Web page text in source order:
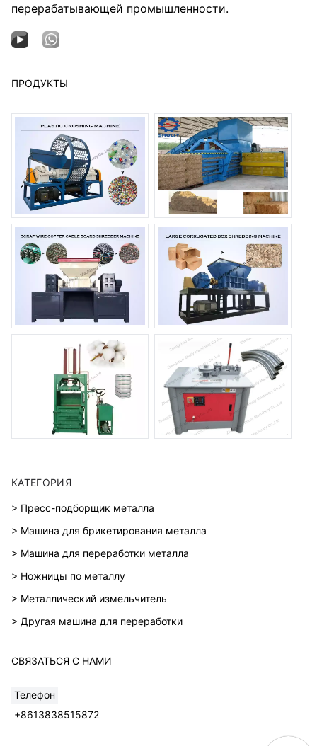
перерабатывающей промышленности.
ПРОДУКТЫ
КАТЕГОРИЯ
> Пресс-подборщик металла
> Машина для брикетирования металла
> Машина для переработки металла
> Ножницы по металлу
> Металлический измельчитель
> Другая машина для переработки
СВЯЗАТЬСЯ С НАМИ
Телефон
+8613838515872